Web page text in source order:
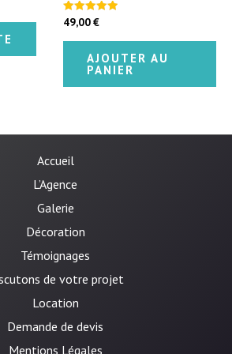
Note
5.00
sur 5
49,00€
AJOUTER AU
PANIER
Accueil
L’Agence
Galerie
Décoration
Témoignages
de votre projet
Location
Demande de devis
Mentions Légales